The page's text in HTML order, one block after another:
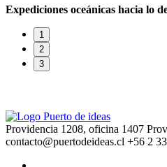
Expediciones oceánicas hacia lo
1
2
3
Providencia 1208, oficina 1407
contacto@puertodeideas.cl +56 2